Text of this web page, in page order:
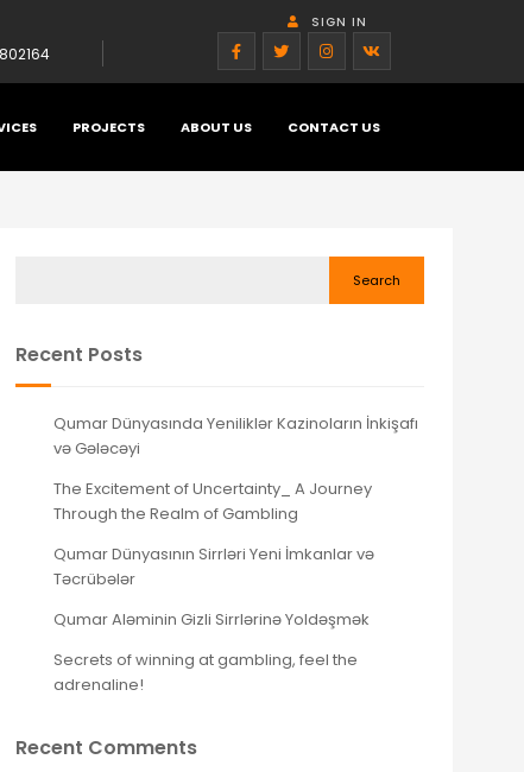
SIGN IN
PROJECTS ABOUT US CONTACT US
Search
Recent Posts
Qumar Dünyasında Yeniliklər Kazinoların İnkişafı
və Gələcəyi
The Excitement of Uncertainty_ A Journey
Through the Realm of Gambling
Qumar Dünyasının Sirrləri Yeni İmkanlar və
Təcrübələr
Qumar Aləminin Gizli Sirrlərinə Yoldəşmək
Secrets of winning at gambling, feel the
adrenaline!
Recent Comments